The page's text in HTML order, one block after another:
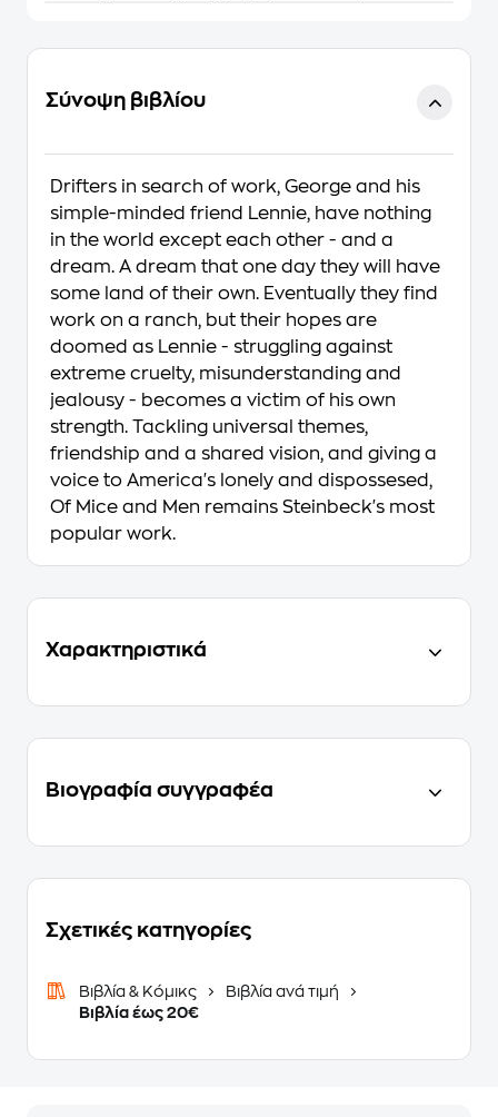
Σύνοψη βιβλίου
Drifters in search of work, George and his
simple-minded friend Lennie, have nothing
in the world except each other - and a
dream. A dream that one day they will have
some land of their own. Eventually they find
work on a ranch, but their hopes are
doomed as Lennie - struggling against
extreme cruelty, misunderstanding and
jealousy - becomes a victim of his own
strength. Tackling universal themes,
friendship and a shared vision, and giving a
voice to America's lonely and dispossesed,
Of Mice and Men remains Steinbeck's most
popular work.
Χαρακτηριστικά
Βιογραφία συγγραφέα
Σχετικές κατηγορίες
Βιβλία & Κόμικς
Βιβλία ανά τιμή
Βιβλία έως 20€